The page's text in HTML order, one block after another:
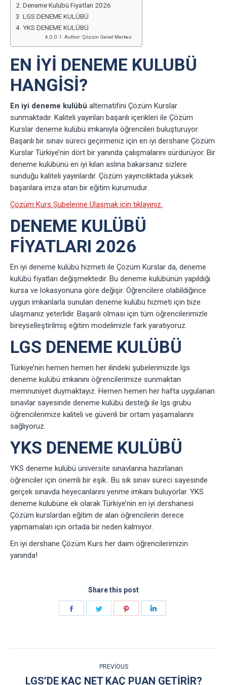
Deneme Kulübü Fiyatları 2026
LGS DENEME KULÜBÜ
YKS DENEME KULÜBÜ
Author: Çözüm Genel Merkez
EN İYİ DENEME KULUBÜ
HANGİSİ?
En iyi deneme kulübü alternatifini Çözüm Kurslar
sunmaktadır. Kaliteli yayınları başarılı içerikleri ile Çözüm
Kurslar deneme kulübü imkanıyla öğrencileri buluşturuyor.
Başarılı bir sınav süreci geçirmeniz için en iyi dershane Çözüm
Kurslar Türkiye’nin dört bir yanında çalışmalarını sürdürüyor. Bir
deneme kulübünü en iyi kılan aslına bakarsanız sizlere
sunduğu kaliteli yayınlardır. Çözüm yayıncılıktada yüksek
başarılara imza atan bir eğitim kurumudur.
Çözüm Kurs Şubelerine Ulaşmak için tıklayınız.
DENEME KULÜBÜ
FIYATLARI 2026
En iyi deneme kulübü hizmeti ile Çözüm Kurslar da, deneme
kulübü fiyatları değişmektedir. Bu deneme kulübünün yapıldığı
kursa ve lokasyonuna göre değişir. Öğrencilere olabildiğince
uygun imkanlarla sunulan deneme kulübü hizmeti için bize
ulaşmanız yeterlidir. Başarılı olması için tüm öğrencilerimizle
bireyselleştirilmiş eğitim modelimizle fark yaratıyoruz.
LGS DENEME KULÜBÜ
Türkiye’nin hemen hemen her ilindeki şubelerimizde lgs
deneme kulübü imkanını öğrencilerimize sunmaktan
memnuniyet duymaktayız. Hemen hemen her hafta uygulanan
sınavlar sayesinde deneme kulübü desteği ile lgs grubu
öğrencilerimize kaliteli ve güvenli bir ortam yaşamalarını
sağlıyoruz.
YKS DENEME KULÜBÜ
YKS deneme kulübü üniversite sınavlarına hazırlanan
öğrenciler için önemli bir eşik.. Bu sık sınav süreci sayesinde
gerçek sınavda heyecanlarını yenme imkanı buluyorlar. YKS
deneme kulubüne ek olarak Türkiye’nin en iyi dershanesi
Çözüm kurslardan eğitim de alan öğrencilerin derece
yapmamaları için ortada bir neden kalmıyor.
En iyi dershane Çözüm Kurs her daim öğrencilerimizin
yanında!
Share this post
NAVIGATION
PREVIOUS
Previous
LGS’DE KAÇ NET KAÇ PUAN GETIRIR?